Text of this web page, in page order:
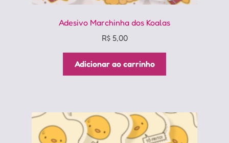
Adesivo Marchinha dos Koalas
R$5,00
Adicionar ao carrinho